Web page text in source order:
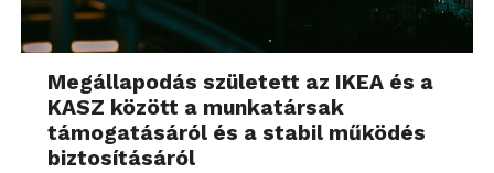
Megállapodás született az IKEA és a
KASZ között a munkatársak
támogatásáról és a stabil működés
biztosításáról